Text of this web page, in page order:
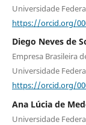
Universidade
https://orcid.org/
Diego Neves de
Empresa Brasileira
Universidade
https://orcid.org/
Ana Lúcia de
Universidade